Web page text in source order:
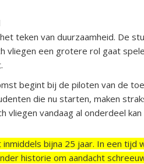
teken van duurzaamheid. De
vliegen een grotere rol gaat
begint bij de piloten van de
die nu starten, maken
vliegen vandaag al onderdeel kan
bijna 25 jaar. In een tijd
historie om aandacht